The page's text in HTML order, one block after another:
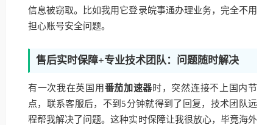
信息被窃取。比如我用它登录皖事通办理业务，完全不用
担心账号安全问题。
售后实时保障+专业技术团队：问题随时解决
有一次我在英国用番茄加速器时，突然连接不上国内节
点，联系客服后，不到5分钟就得到了回复，技术团队远
程帮我解决了问题。这种实时保障让我很放心，毕竟海外